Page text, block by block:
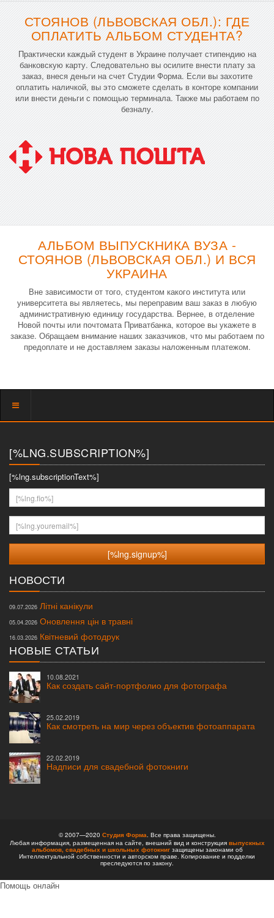
СТОЯНОВ (ЛЬВОВСКАЯ ОБЛ.): ГДЕ
ОПЛАТИТЬ АЛЬБОМ СТУДЕНТА?
Практически каждый студент в Украине получает стипендию на
банковскую карту. Следовательно вы осилите внести плату за
заказ, внеся деньги на счет Студии Форма. Если вы захотите
оплатить наличкой, вы это сможете сделать в конторе компании
или внести деньги с помощью терминала. Также мы работаем по
безналу.
АЛЬБОМ ВЫПУСКНИКА ВУЗА -
СТОЯНОВ (ЛЬВОВСКАЯ ОБЛ.) И ВСЯ
УКРАИНА
Вне зависимости от того, студентом какого института или
университета вы являетесь, мы переправим ваш заказ в любую
административную единицу государства. Вернее, в отделение
Новой почты или почтомата Приватбанка, которое вы укажете в
заказе. Обращаем внимание наших заказчиков, что мы работаем по
предоплате и не доставляем заказы наложенным платежом.
Показать
[%LNG.SUBSCRIPTION%]
[%lng.subscriptionText%]
[%lng.fio%]
[%lng.youremail%]
НОВОСТИ
09.07.2026 Літні канікули
05.04.2026 Оновлення цін в травні
16.03.2026 Квітневий фотодрук
НОВЫЕ СТАТЬИ
10.08.2021
Как создать сайт-портфолио для фотографа
25.02.2019
Как смотреть на мир через объектив фотоаппарата
22.02.2019
Надписи для свадебной фотокниги
© 2007—2020 Студия Форма. Все права защищены.
Любая информация, размещенная на сайте, внешний вид и конструкция выпускных
альбомов, свадебных и школьных фотокнигзащищены законами об
Интеллектуальной собственности и авторском праве. Копирование и подделки
преследуются по закону.
Помощь онлайн